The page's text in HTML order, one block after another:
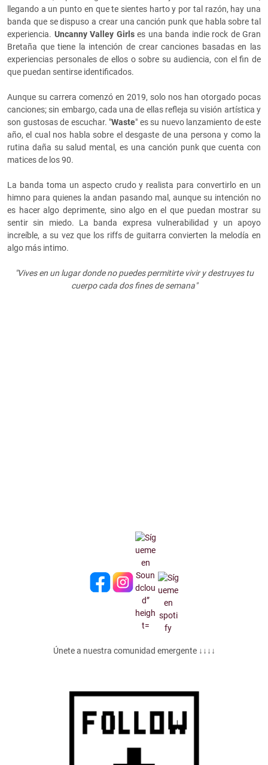
llegando a un punto en que te sientes harto y por tal razón, hay una
banda que se dispuso a crear una canción punk que habla sobre tal
experiencia. Uncanny Valley Girls es una banda indie rock de Gran
Bretaña que tiene la intención de crear canciones basadas en las
experiencias personales de ellos o sobre su audiencia, con el fin de
que puedan sentirse identificados.
Aunque su carrera comenzó en 2019, solo nos han otorgado pocas
canciones; sin embargo, cada una de ellas refleja su visión artística y
son gustosas de escuchar. "Waste" es su nuevo lanzamiento de este
año, el cual nos habla sobre el desgaste de una persona y como la
rutina daña su salud mental, es una canción punk que cuenta con
matices de los 90.
La banda toma un aspecto crudo y realista para convertirlo en un
himno para quienes la andan pasando mal, aunque su intención no
es hacer algo deprimente, sino algo en el que puedan mostrar su
sentir sin miedo. La banda expresa vulnerabilidad y un apoyo
increíble, a su vez que los riffs de guitarra convierten la melodía en
algo más intimo.
"Vives en un lugar donde no puedes permitirte vivir y destruyes tu
cuerpo cada dos fines de semana"
Únete a nuestra comunidad emergente ↓↓↓↓